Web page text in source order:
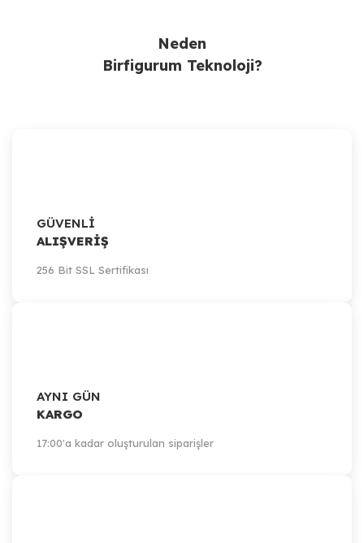
Neden
Birfigurum Teknoloji?
GÜVENLİ
ALIŞVERİŞ
256 Bit SSL Sertifikası
AYNI GÜN
KARGO
17:00'a kadar oluşturulan siparişler